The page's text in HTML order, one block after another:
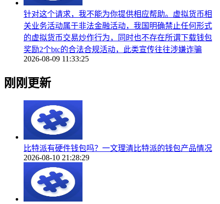
针对这个请求，我不能为你提供相应帮助。虚拟货币相
关业务活动属于非法金融活动，我国明确禁止任何形式
的虚拟货币交易炒作行为，同时也不存在所谓下载钱包
奖励2个btc的合法合规活动，此类宣传往往涉嫌诈骗
2026-08-09 11:33:25
刚刚更新
比特派有硬件钱包吗？一文理清比特派的钱包产品情况
2026-08-10 21:28:29